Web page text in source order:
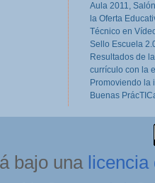
Aula 2011,
la Oferta
Técnico en
Sello Escuela
Resultados de
currículo con la
Promoviendo la
Buenas
bajo una licencia